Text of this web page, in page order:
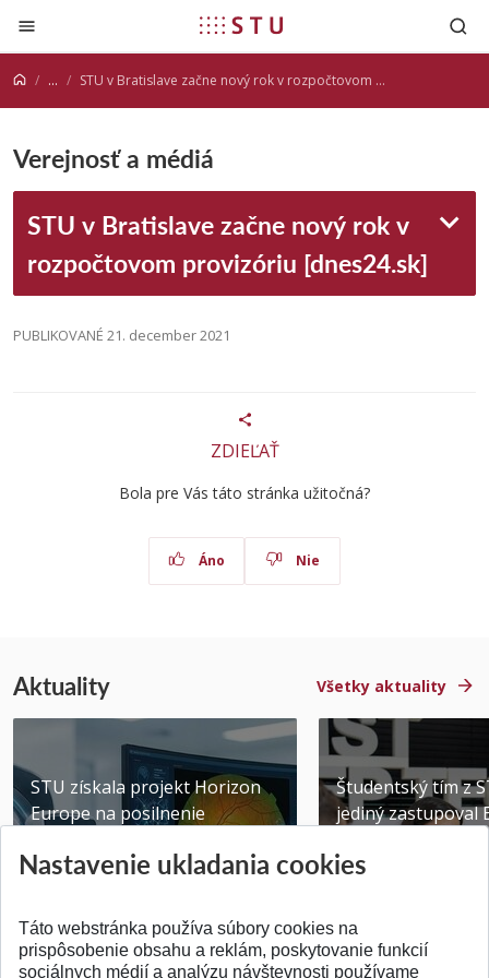
Prejsť na obsah
... STU v Bratislave začne nový rok v rozpočtovom provizóriu [dnes24.sk]
Verejnosť a médiá
STU v Bratislave začne nový rok v
rozpočtovom provizóriu [dnes24.sk]
PUBLIKOVANÉ 21. december 2021
ZDIEĽAŤ
Bola pre Vás táto stránka užitočná?
Áno Nie
Aktuality Všetky aktuality
STU získala projekt Horizon
Europe na posilnenie
Publikované 31.07.2026
Študentský tím z
jediný zastupoval
Publikované
Nastavenie ukladania cookies
Táto webstránka používa súbory cookies na
prispôsobenie obsahu a reklám, poskytovanie funkcií
sociálnych médií a analýzu návštevnosti používame